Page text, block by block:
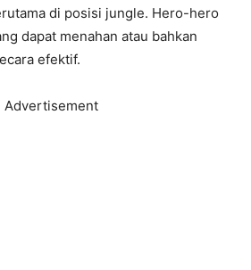
di posisi jungle. Hero-hero
dapat menahan atau bahkan
efektif.
Advertisement